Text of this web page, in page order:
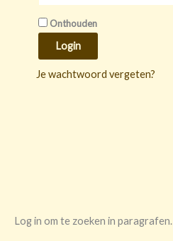
Onthouden
Login
Je wachtwoord vergeten?
Log in om te zoeken in paragrafen.